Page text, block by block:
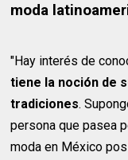
moda
"Hay interés de
tiene la noción de
tradiciones.
persona que pasea
moda en México